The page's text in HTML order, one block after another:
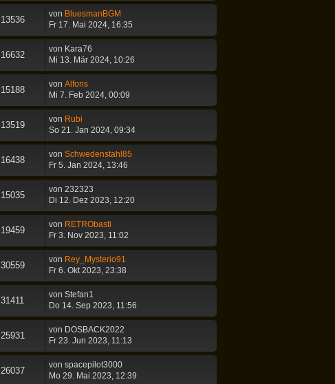
13536
von BluesmanBGM
Fr 17. Mai 2024, 16:35
16632
von Kara76
Mi 13. Mär 2024, 10:26
15188
von Alfons
Mi 7. Feb 2024, 00:09
13519
von Rubi
So 21. Jan 2024, 09:34
16438
von Schwedenstahl85
Fr 5. Jan 2024, 13:46
15035
von 232323
Di 12. Dez 2023, 12:20
19459
von RETRObasti
Fr 3. Nov 2023, 11:02
30559
von Rey_Mysterio91
Fr 6. Okt 2023, 23:38
31411
von Stefan1
Do 14. Sep 2023, 11:56
25931
von DOSBACK2022
Fr 23. Jun 2023, 11:13
26037
von spacepilot3000
Mo 29. Mai 2023, 12:39